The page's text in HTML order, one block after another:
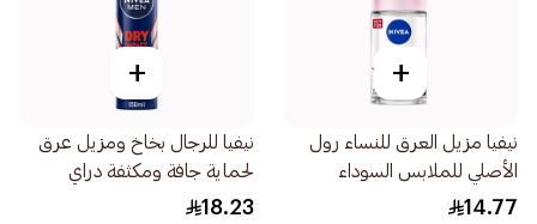
+
نيفيا مزيل العرق للنساء رول
الأصلي للملابس السوداء
والبيضاء 50مل
14.77
+
نيفيا للرجال بخاخ ومزيل عرق
لحماية جافة ومكثفة دراي
إمباكت 150مل
18.23